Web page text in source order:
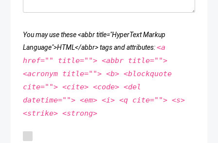
You may use these <abbr title="HyperText Markup
Language">HTML</abbr> tags and attributes:<a
href="" title=""> <abbr title="">
<acronym title=""> <b> <blockquote
cite=""> <cite> <code> <del
datetime=""> <em> <i> <q cite=""> <s>
<strike> <strong>